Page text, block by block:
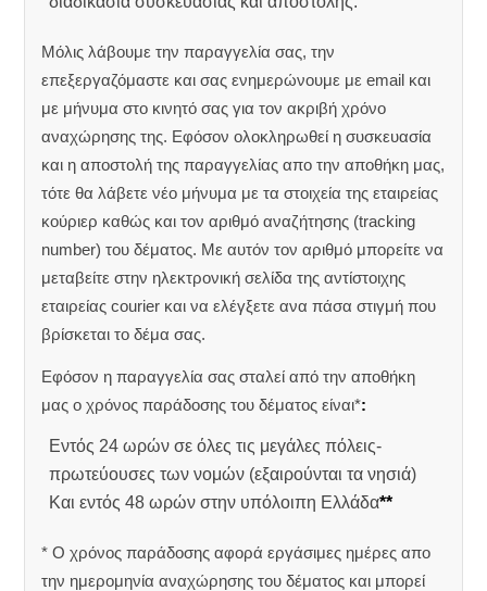
Μόλις λάβουμε την παραγγελία σας, την
επεξεργαζόμαστε και σας ενημερώνουμε με email και
με μήνυμα στο κινητό σας για τον ακριβή χρόνο
αναχώρησης της. Εφόσον ολοκληρωθεί η συσκευασία
και η αποστολή της παραγγελίας απο την αποθήκη μας,
τότε θα λάβετε νέο μήνυμα με τα στοιχεία της εταιρείας
κούριερ καθώς και τον αριθμό αναζήτησης (tracking
number) του δέματος. Με αυτόν τον αριθμό μπορείτε να
μεταβείτε στην ηλεκτρονική σελίδα της αντίστοιχης
εταιρείας courier και να ελέγξετε ανα πάσα στιγμή που
βρίσκεται το δέμα σας.
Εφόσον η παραγγελία σας σταλεί από την αποθήκη
μας ο χρόνος παράδοσης του δέματος είναι*:
Εντός 24 ωρών σε όλες τις μεγάλες πόλεις-
πρωτεύουσες των νομών (εξαιρούνται τα νησιά)
Και εντός 48 ωρών στην υπόλοιπη Ελλάδα**
* Ο χρόνος παράδοσης αφορά εργάσιμες ημέρες απο
την ημερομηνία αναχώρησης του δέματος και μπορεί